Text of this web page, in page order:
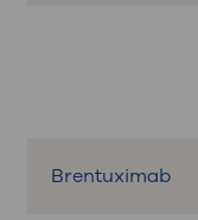
Brentuximab